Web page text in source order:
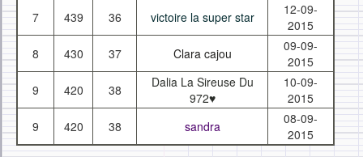
7
439 36 victoire la super star
12-09-
2015
8
430 37 Clara cajou
09-09-
2015
9
420 38
Dalia La Sireuse Du
972♥
10-09-
2015
9
420 38 sandra
08-09-
2015